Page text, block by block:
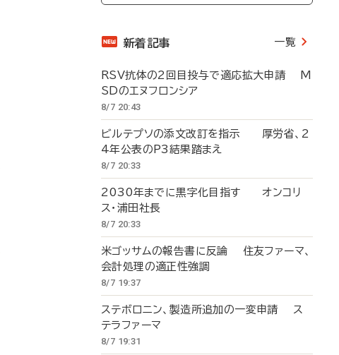
新着記事 一覧
RSV抗体の2回目投与で適応拡大申請 M
SDのエヌフロンシア
8/7 20:43
ビルテプソの添文改訂を指示 厚労省、2
4年公表のP3結果踏まえ
8/7 20:33
2030年までに黒字化目指す オンコリ
ス・浦田社長
8/7 20:33
米ゴッサムの報告書に反論 住友ファーマ、
会計処理の適正性強調
8/7 19:37
ステボロニン、製造所追加の一変申請 ス
テラファーマ
8/7 19:31